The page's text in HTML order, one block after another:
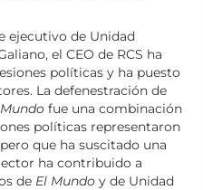
ejecutivo de Unidad
el CEO de RCS ha
políticas y ha puesto
La defenestración de
fue una combinación
políticas representaron
que ha suscitado una
ha contribuido a
de El Mundo y de Unidad